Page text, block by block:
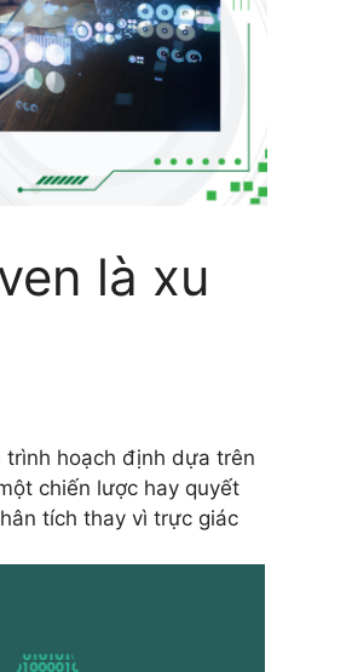
là xu
hoạch định dựa trên
chiến lược hay quyết
tích thay vì trực giác